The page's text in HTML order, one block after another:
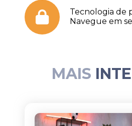
Tecnologia de
Navegue em
MAIS